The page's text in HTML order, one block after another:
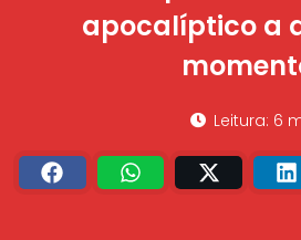
apocalíptico a
Leitura: 6